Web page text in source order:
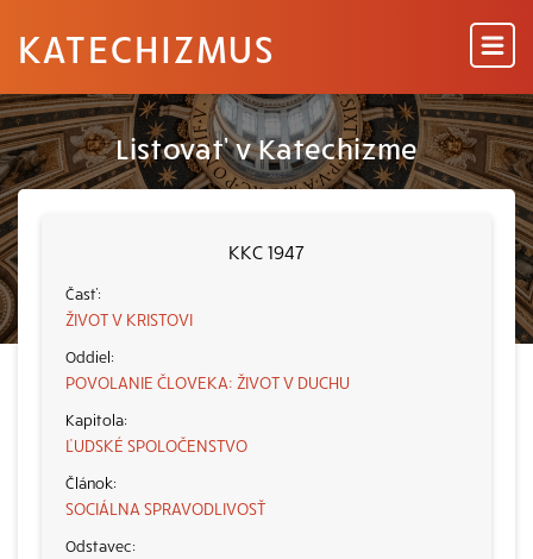
KATECHIZMUS
Listovať v Katechizme
KKC 1947
ŽIVOT V KRISTOVI
POVOLANIE ČLOVEKA: ŽIVOT V DUCHU
ĽUDSKÉ SPOLOČENSTVO
SOCIÁLNA SPRAVODLIVOSŤ